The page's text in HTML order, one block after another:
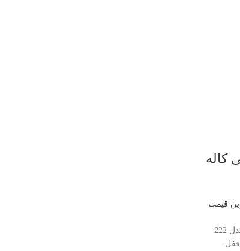
کاله
قیمت
قفل مقابل برقی کاله مدل 222